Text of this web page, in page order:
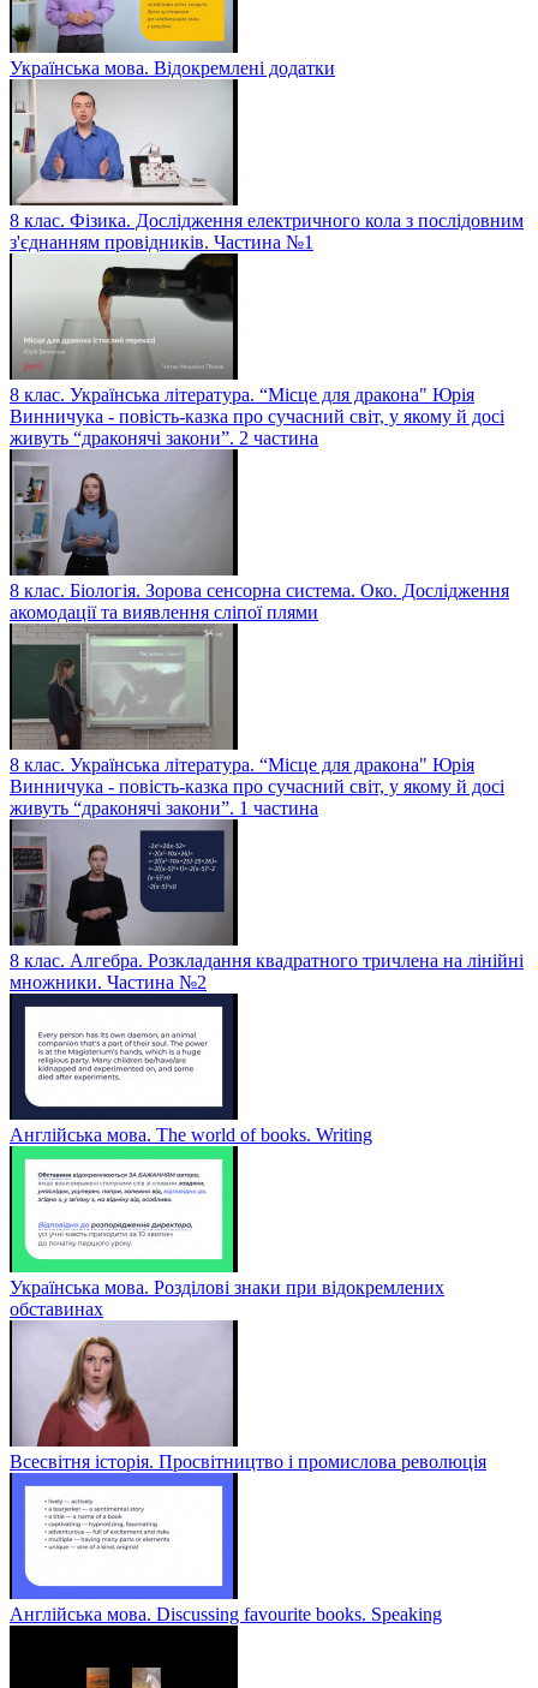
Українська мова. Відокремлені додатки
8 клас. Фізика. Дослідження електричного кола з послідовним
з'єднанням провідників. Частина №1
8 клас. Українська література. “Місце для дракона" Юрія
Винничука - повість-казка про сучасний світ, у якому й досі
живуть “драконячі закони”. 2 частина
8 клас. Біологія. Зорова сенсорна система. Око. Дослідження
акомодації та виявлення сліпої плями
8 клас. Українська література. “Місце для дракона" Юрія
Винничука - повість-казка про сучасний світ, у якому й досі
живуть “драконячі закони”. 1 частина
8 клас. Алгебра. Розкладання квадратного тричлена на лінійні
множники. Частина №2
Англійська мова. The world of books. Writing
Українська мова. Розділові знаки при відокремлених
обставинах
Всесвітня історія. Просвітництво і промислова революція
Англійська мова. Discussing favourite books. Speaking